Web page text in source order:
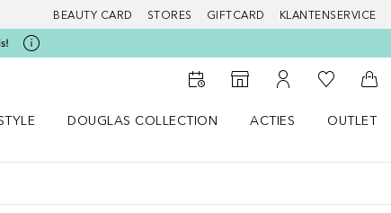
BEAUTY CARD STORES GIFTCARD KLANTENSERVICE
Naar StorefinderNaar Mijn Account
Naar Mijn
DOUGLAS COLLECTION
ACTIES
OUTLET